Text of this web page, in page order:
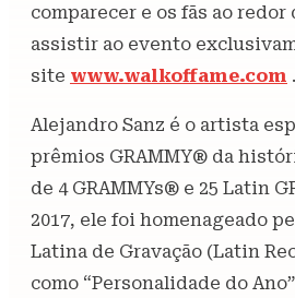
comparecer e os fãs ao redor
assistir ao evento
site www.walkoffame.com .
Alejandro Sanz é o artista
prêmios GRAMMY® da
de 4 GRAMMYs® e 25 Latin
2017, ele foi homenageado
Latina de Gravação (Latin
como “Personalidade do